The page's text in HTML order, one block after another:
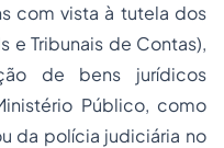
com vista à tutela dos
e Tribunais de Contas),
de bens jurídicos
Público, como
da polícia judiciária no